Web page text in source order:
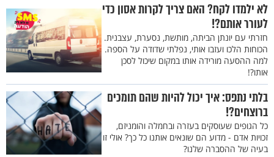
לא ילמדו לקח? האם צריך לקרות אסון כדי
לעורר אותם?!
חזרתי עם יונתן הביתה, מותשת, נסערת, עצבנית.
הכוחות הלכו ועזבו אותי, נפלתי שדודה על הספה.
למה ההסעה מורידה אותו במקום שיכול לסכן
אותו?!
בלתי נתפס: איך יכול להיות שהם תומכים
ברוצחים?!
כל הגופים שעוסקים בעזרה ובחמלה והומניזם,
זכויות אדם - מדוע הם שונאים אותנו כל כך? אולי זו
בעיה של ההסברה שלנו?